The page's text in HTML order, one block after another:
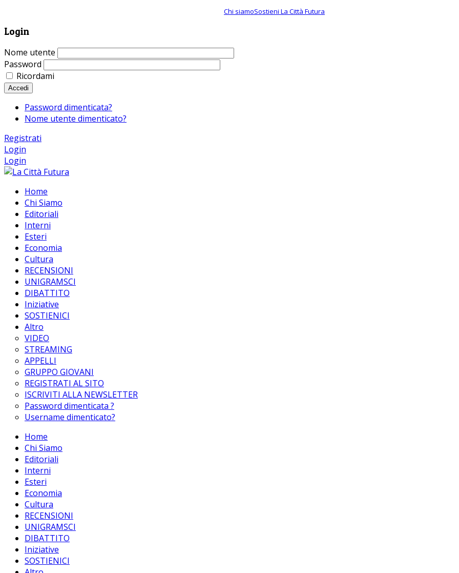
Chi siamoSostieni La Città Futura
Login
Nome utente
Password
Ricordami
Accedi
Password dimenticata?
Nome utente dimenticato?
Registrati
Login
Login
Home
Chi Siamo
Editoriali
Interni
Esteri
Economia
Cultura
RECENSIONI
UNIGRAMSCI
DIBATTITO
Iniziative
SOSTIENICI
Altro
VIDEO
STREAMING
APPELLI
GRUPPO GIOVANI
REGISTRATI AL SITO
ISCRIVITI ALLA NEWSLETTER
Password dimenticata ?
Username dimenticato?
Home
Chi Siamo
Editoriali
Interni
Esteri
Economia
Cultura
RECENSIONI
UNIGRAMSCI
DIBATTITO
Iniziative
SOSTIENICI